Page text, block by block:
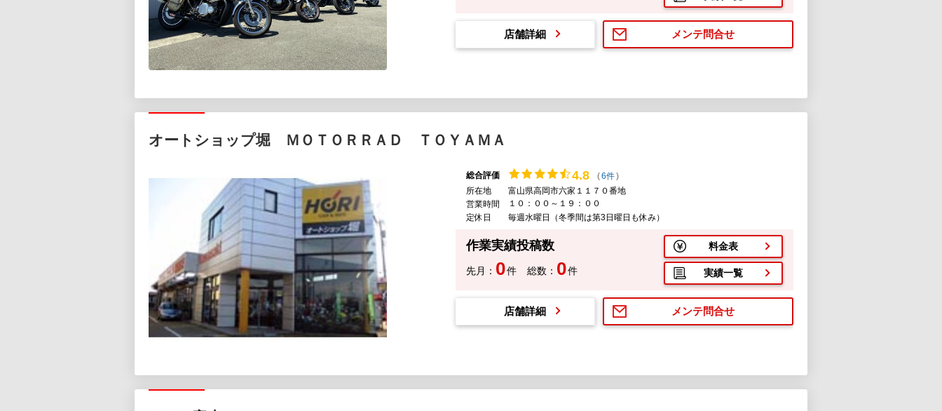
メンテ問合せ
店舗詳細
オートショップ堀 ＭＯＴＯＲＲＡＤ ＴＯＹＡＭＡ
総合評価 4.8 (6件)
所在地
富山県高岡市六家１１７０番地
営業時間
１０：００～１９：００
定休日
毎週水曜日（冬季間は第3日曜日も休み）
作業実績投稿数
先月： 0件 総数： 0件
料金表
実績一覧
メンテ問合せ
店舗詳細